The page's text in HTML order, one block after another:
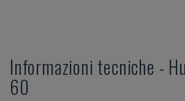
Informazioni tecniche -
60